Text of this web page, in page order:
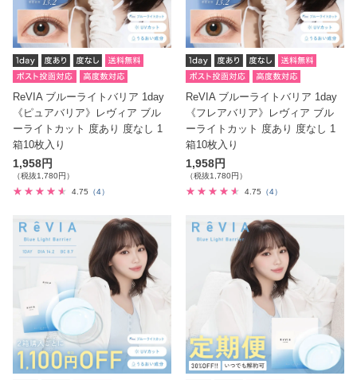
ReVIA ブルーライトバリア 1day
《ピュアバリア》レヴィア ブル
ーライトカット 度あり 度なし 1
箱10枚入り
1,958円
（税抜1,780円）
4.75 （4）
ReVIA ブルーライトバリア 1day
《フレアバリア》レヴィア ブル
ーライトカット 度あり 度なし 1
箱10枚入り
1,958円
（税抜1,780円）
4.75
（4）